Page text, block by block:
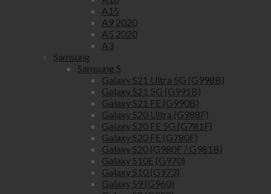
A15
A9 2020
A5 2020
A3
Samsung
Samsung S
Galaxy S21 Ultra 5G (G998B)
Galaxy S21 5G (G991B)
Galaxy S21 FE (G990B)
Galaxy S20 Ultra (G988F)
Galaxy S20 FE 5G (G781F)
Galaxy S20 FE (G780F)
Galaxy S20 (G980F / G981B)
Galaxy S10E (G970)
Galaxy S10 (G973)
Galaxy S9 (G960)